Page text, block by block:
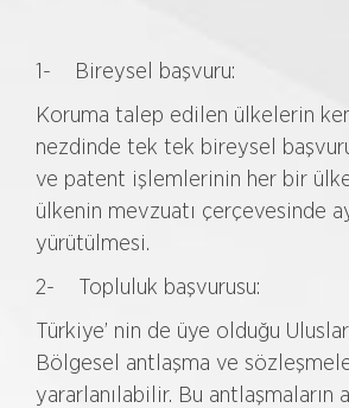
1- Bireysel başvuru:
Koruma talep edilen ülkelerin
nezdinde tek tek bireysel
ve patent işlemlerinin her bir
ülkenin mevzuatı çerçevesinde
yürütülmesi.
2- Topluluk başvurusu:
Türkiye’ nin de üye olduğu
Bölgesel antlaşma ve
yararlanılabilir. Bu antlaşmaların